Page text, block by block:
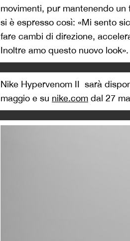
movimenti, pur mantenendo
si è espresso così: «Mi sento
fare cambi di direzione,
Inoltre amo questo nuovo look».
Nike Hypervenom II sarà
maggio e su nike.com dal 27